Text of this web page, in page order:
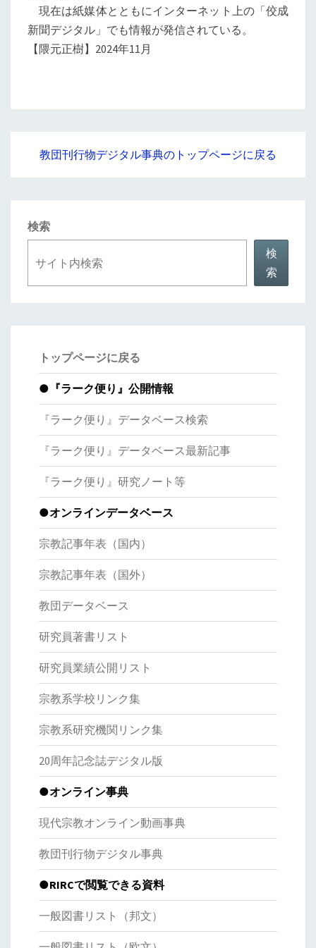
現在は紙媒体とともにインターネット上の「佼成
新聞デジタル」でも情報が発信されている。
【隈元正樹】2024年11月
教団刊行物デジタル事典のトップページに戻る
検索
検
索
トップページに戻る
● 『ラーク便り』公開情報
『ラーク便り』データベース検索
『ラーク便り』データベース最新記事
『ラーク便り』研究ノート等
●オンラインデータベース
宗教記事年表（国内）
宗教記事年表（国外）
教団データベース
研究員著書リスト
研究員業績公開リスト
宗教系学校リンク集
宗教系研究機関リンク集
20周年記念誌デジタル版
●オンライン事典
現代宗教オンライン動画事典
教団刊行物デジタル事典
●RIRCで閲覧できる資料
一般図書リスト（邦文）